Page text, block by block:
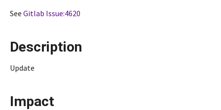
See Gitlab Issue:4620
Description
Update
Impact